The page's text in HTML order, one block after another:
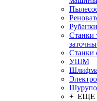
Рубанки
Станки
Станки
УШМ
+ ЕЩЕ